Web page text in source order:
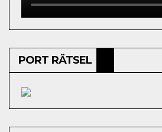
PORT RÄTSEL